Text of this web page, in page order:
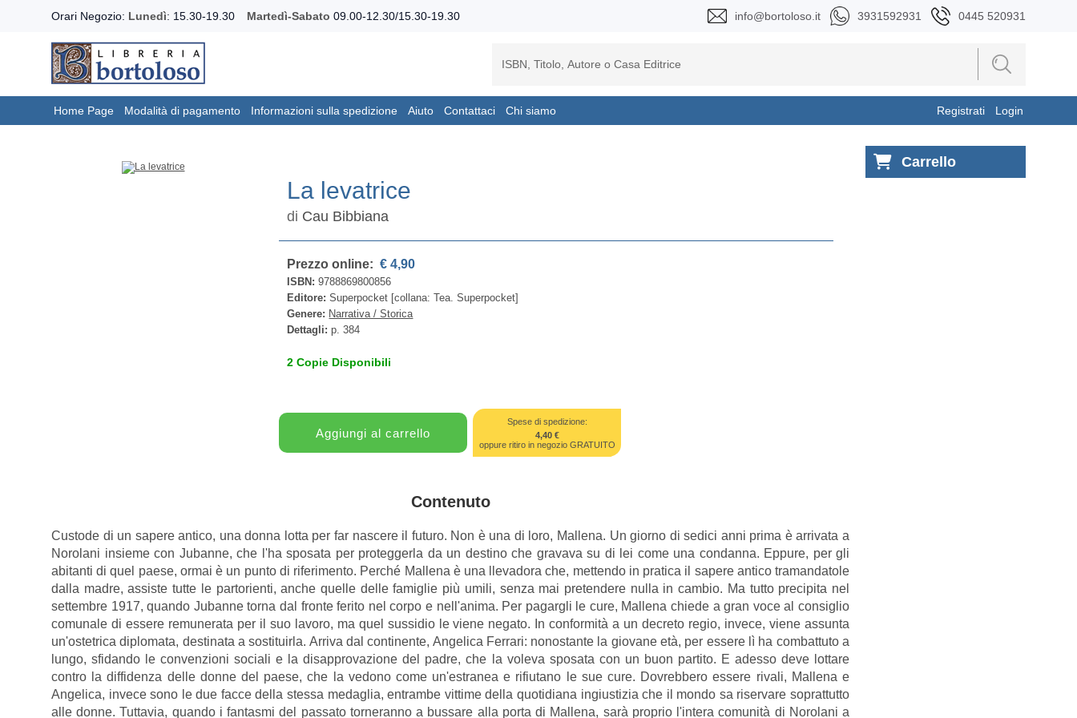
Orari Negozio: Lunedì: 15.30-19.30 Martedì-Sabato 09.00-12.30/15.30-19.30 info@bortoloso.it 3931592931 0445 520931
Home Page Modalità di pagamento Informazioni sulla spedizione Aiuto Contattaci Chi siamo Registrati Login
La levatrice
di Cau Bibbiana
Prezzo online: € 4,90
ISBN:9788869800856
Editore:Superpocket [collana: Tea. Superpocket]
Genere: Narrativa / Storica
Dettagli:p. 384
2 Copie Disponibili
Spese di spedizione:
4,40 €
oppure ritiro in negozio GRATUITO
Contenuto
Custode di un sapere antico, una donna lotta per far nascere il futuro. Non è una di loro, Mallena. Un giorno di sedici anni prima è arrivata a
Norolani insieme con Jubanne, che l'ha sposata per proteggerla da un destino che gravava su di lei come una condanna. Eppure, per gli
abitanti di quel paese, ormai è un punto di riferimento. Perché Mallena è una llevadora che, mettendo in pratica il sapere antico tramandatole
dalla madre, assiste tutte le partorienti, anche quelle delle famiglie più umili, senza mai pretendere nulla in cambio. Ma tutto precipita nel
settembre 1917, quando Jubanne torna dal fronte ferito nel corpo e nell'anima. Per pagargli le cure, Mallena chiede a gran voce al consiglio
comunale di essere remunerata per il suo lavoro, ma quel sussidio le viene negato. In conformità a un decreto regio, invece, viene assunta
un'ostetrica diplomata, destinata a sostituirla. Arriva dal continente, Angelica Ferrari: nonostante la giovane età, per essere lì ha combattuto a
lungo, sfidando le convenzioni sociali e la disapprovazione del padre, che la voleva sposata con un buon partito. E adesso deve lottare
contro la diffidenza delle donne del paese, che la vedono come un'estranea e rifiutano le sue cure. Dovrebbero essere rivali, Mallena e
Angelica, invece sono le due facce della stessa medaglia, entrambe vittime della quotidiana ingiustizia che il mondo sa riservare soprattutto
alle donne. Tuttavia, quando i fantasmi del passato torneranno a bussare alla porta di Mallena, sarà proprio l'intera comunità di Norolani a
Carrello